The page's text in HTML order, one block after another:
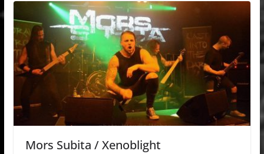
Mors Subita / Xenoblight